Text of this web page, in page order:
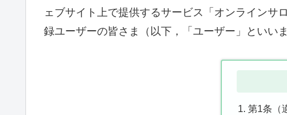
ェブサイト上で提供するサービス「オンラインサ
録ユーザーの皆さま（以下，「ユーザー」といい
第1条（